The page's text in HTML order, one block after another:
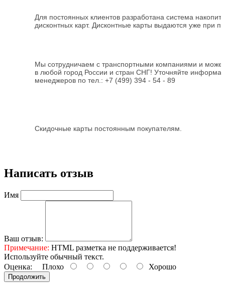
Для постоянных клиентов разработана система
дисконтных карт. Дисконтные карты выдаются уже при
Мы сотрудничаем с транспортными компаниями и
в любой город России и стран СНГ! Уточняйте
менеджеров по тел.: +7 (499) 394 - 54 - 89
Скидочные карты постоянным покупателям.
Написать отзыв
Имя
Ваш отзыв:
Примечание: HTML разметка не поддерживается!
Используйте обычный текст.
Оценка: Плохо Хорошо
Продолжить